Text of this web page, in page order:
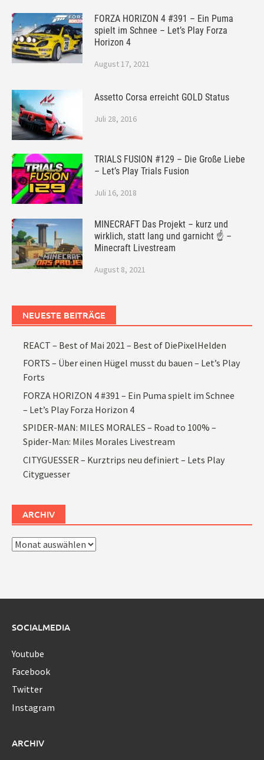
FORZA HORIZON 4 #391 – Ein Puma
spielt im Schnee – Let’s Play Forza
Horizon 4
August 17, 2021
Assetto Corsa erreicht GOLD Status
Juli 28, 2016
TRIALS FUSION #129 – Die Große Liebe
– Let’s Play Trials Fusion
Juli 16, 2018
MINECRAFT Das Projekt – kurz und
wirklich, statt lang und garnicht ☝ –
Minecraft Livestream
August 8, 2021
NEUESTE BEITRÄGE
REACT – Best of Mai 2021 – Best of DiePixelHelden
FORTS – Über einen Hügel musst du bauen – Let’s Play
Forts
FORZA HORIZON 4 #391 – Ein Puma spielt im Schnee
– Let’s Play Forza Horizon 4
SPIDER-MAN: MILES MORALES – Road to 100% –
Spider-Man: Miles Morales Livestream
CITYGUESSER – Kurztrips neu definiert – Lets Play
Cityguesser
ARCHIV
Archiv
SOCIALMEDIA
Youtube
Facebook
Twitter
Instagram
ARCHIV